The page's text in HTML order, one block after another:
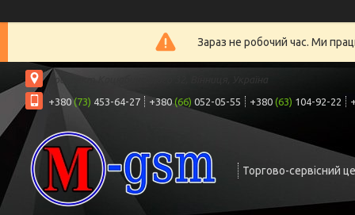
Зараз не робочий час. Ми
проспект Коцюбинського 32, Вінниця, Україна
+380(73) 453-64-27 +380(66) 052-05-55 +380 (63) 104-92-22
Торгово-сервісний